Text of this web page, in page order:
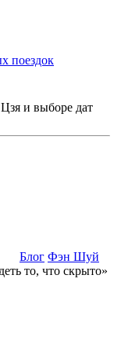
поездок
и выборе дат
Блог Фэн Шуй
то, что скрыто»